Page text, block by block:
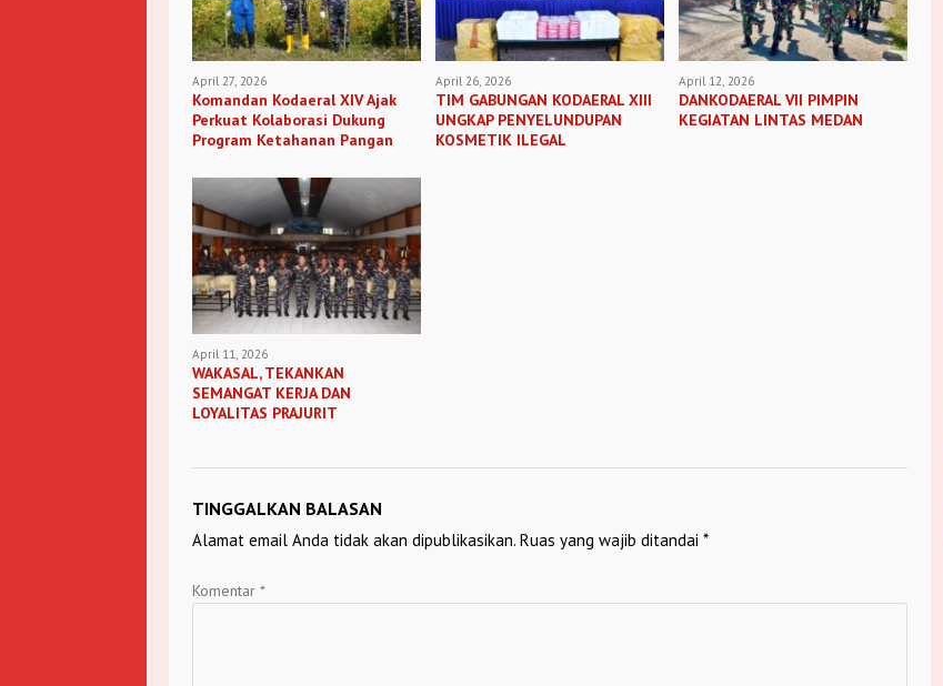
April 27, 2026
Komandan Kodaeral XIV Ajak
Perkuat Kolaborasi Dukung
Program Ketahanan Pangan
April 26, 2026
TIM GABUNGAN KODAERAL XIII
UNGKAP PENYELUNDUPAN
KOSMETIK ILEGAL
April 12, 2026
DANKODAERAL VII PIMPIN
KEGIATAN LINTAS MEDAN
April 11, 2026
WAKASAL, TEKANKAN
SEMANGAT KERJA DAN
LOYALITAS PRAJURIT
TINGGALKAN BALASAN
Alamat email Anda tidak akan dipublikasikan. Ruas yang wajib ditandai *
Komentar *